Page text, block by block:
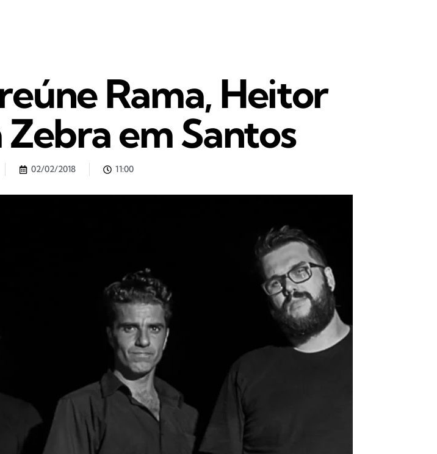
Rama, Heitor
em Santos
02/02/2018 11:00